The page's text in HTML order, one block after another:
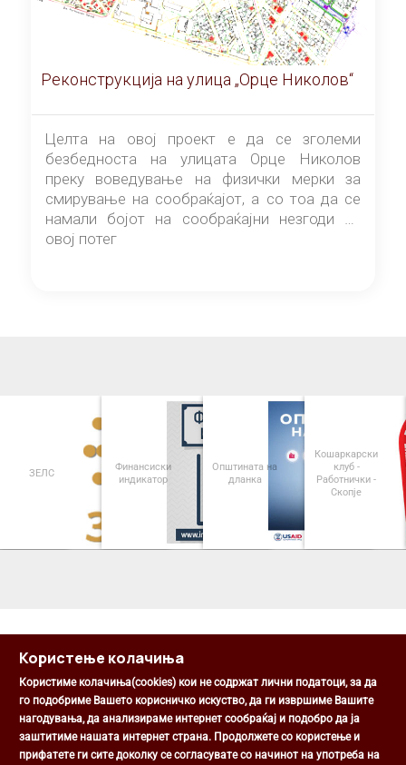
Реконструкција на улица „Орце Николов“
Целта на овој проект е да се зголеми
безбедноста на улицата Орце Николов
преку воведување на физички мерки за
смирување на сообраќајот, а со тоа да се
намали бојот на сообраќајни незгоди на
овој потег
ЗЕЛС
Финансиски
индикатор
Општината на
дланка
Кошаркарски
клуб -
Работнички -
Скопје
Општина Центар
Михаил Цоков бр. 1, Скопје
Користење колачиња
Користиме колачиња(cookies) кои не содржат лични податоци, за да
го подобриме Вашето корисничко искуство, да ги извршиме Вашите
нагодувања, да анализираме интернет сообраќај и подобро да ја
заштитиме нашата интернет страна. Продолжете со користење и
прифатете ги сите доколку се согласувате со начинот на употреба на